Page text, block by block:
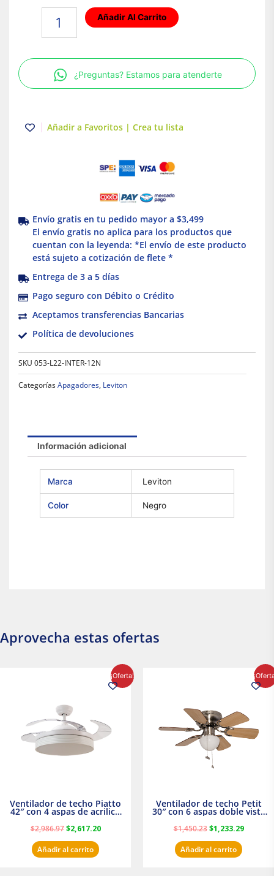
Mate
Stalo
cantidad
Añadir Al Carrito
¿Preguntas? Estamos para atenderte
Añadir a Favoritos | Crea tu lista
Envío gratis en tu pedido mayor a $3,499
El envío gratis no aplica para los productos que
cuentan con la leyenda: *El envío de este producto
está sujeto a cotización de flete *
Entrega de 3 a 5 días
Pago seguro con Débito o Crédito
Aceptamos transferencias Bancarias
Política de devoluciones
SKU 053-L22-INTER-12N
CategoríasApagadores, Leviton
Información adicional
Marca Leviton
Color Negro
Aprovecha estas ofertas
¡Oferta!
Ventilador de techo Piatto
42″ con 4 aspas de acrilico
transparente
$2,986.97
$2,986.97.
$2,617.20
precio
actual
Añadir al carrito
Ventilador de techo Petit
30″ con 6 aspas doble vista
Satinado Masterfan
$1,450.23
$1,450.23.
$1,233.29
precio
actual
Añadir al carrito